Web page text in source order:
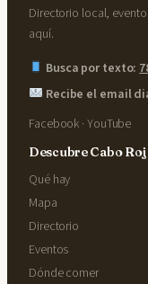
Directorio local,
aquí.
Busca por texto:
Recibe el email
Facebook · YouTube
Descubre Cabo
Qué hay
Mapa
Directorio
Eventos
Dónde comer